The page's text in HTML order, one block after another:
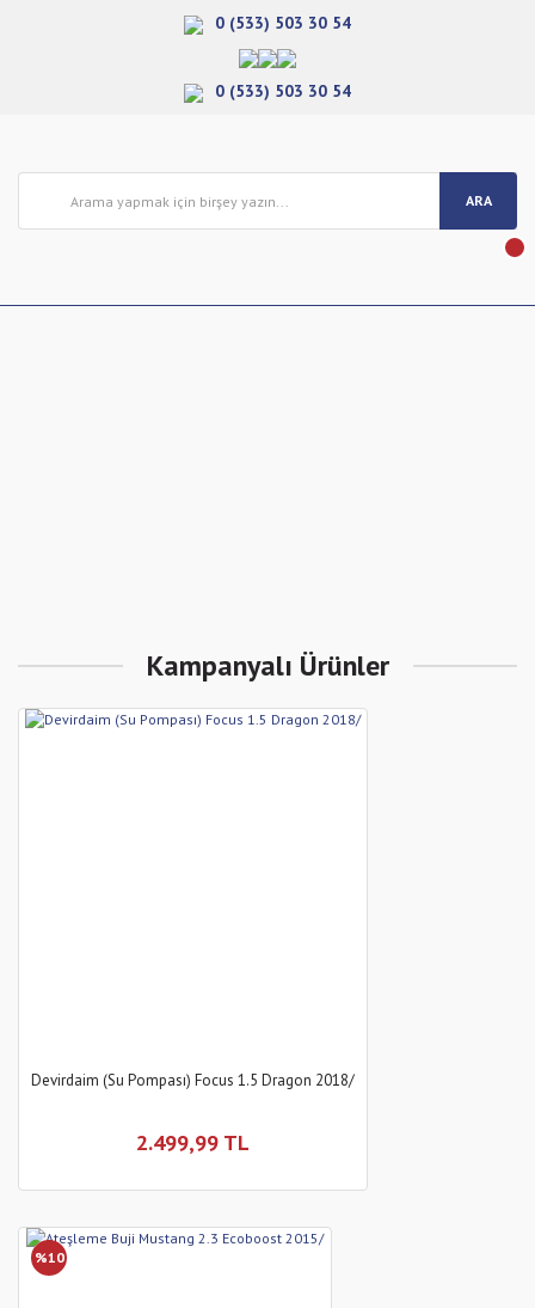
0 (533) 503 30 54
0 (533) 503 30 54
ARA
Kampanyalı Ürünler
Devirdaim (Su Pompası) Focus 1.5 Dragon 2018/
2.499,99 TL
%10